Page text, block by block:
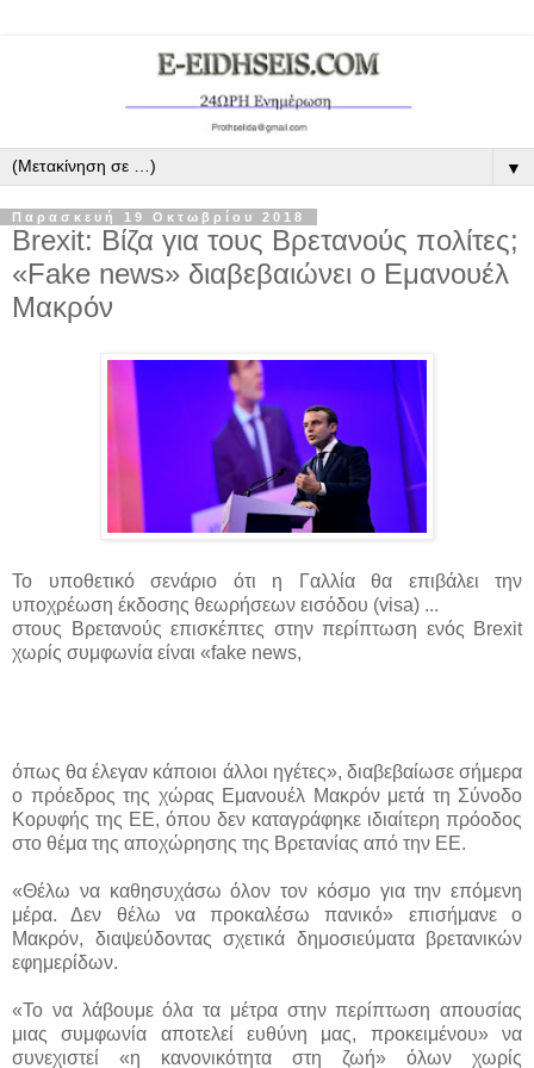
▼
Παρασκευή 19 Οκτωβρίου 2018
Brexit: Βίζα για τους Βρετανούς πολίτες;
«Fake news» διαβεβαιώνει ο Εμανουέλ
Μακρόν
Το υποθετικό σενάριο ότι η Γαλλία θα επιβάλει την
υποχρέωση έκδοσης θεωρήσεων εισόδου (visa) ...
στους Βρετανούς επισκέπτες στην περίπτωση ενός Brexit
χωρίς συμφωνία είναι «fake news,
όπως θα έλεγαν κάποιοι άλλοι ηγέτες», διαβεβαίωσε σήμερα
ο πρόεδρος της χώρας Εμανουέλ Μακρόν μετά τη Σύνοδο
Κορυφής της ΕΕ, όπου δεν καταγράφηκε ιδιαίτερη πρόοδος
στο θέμα της αποχώρησης της Βρετανίας από την ΕΕ.
«Θέλω να καθησυχάσω όλον τον κόσμο για την επόμενη
μέρα. Δεν θέλω να προκαλέσω πανικό» επισήμανε ο
Μακρόν, διαψεύδοντας σχετικά δημοσιεύματα βρετανικών
εφημερίδων.
«Το να λάβουμε όλα τα μέτρα στην περίπτωση απουσίας
μιας συμφωνία αποτελεί ευθύνη μας, προκειμένου» να
συνεχιστεί «η κανονικότητα στη ζωή» όλων χωρίς